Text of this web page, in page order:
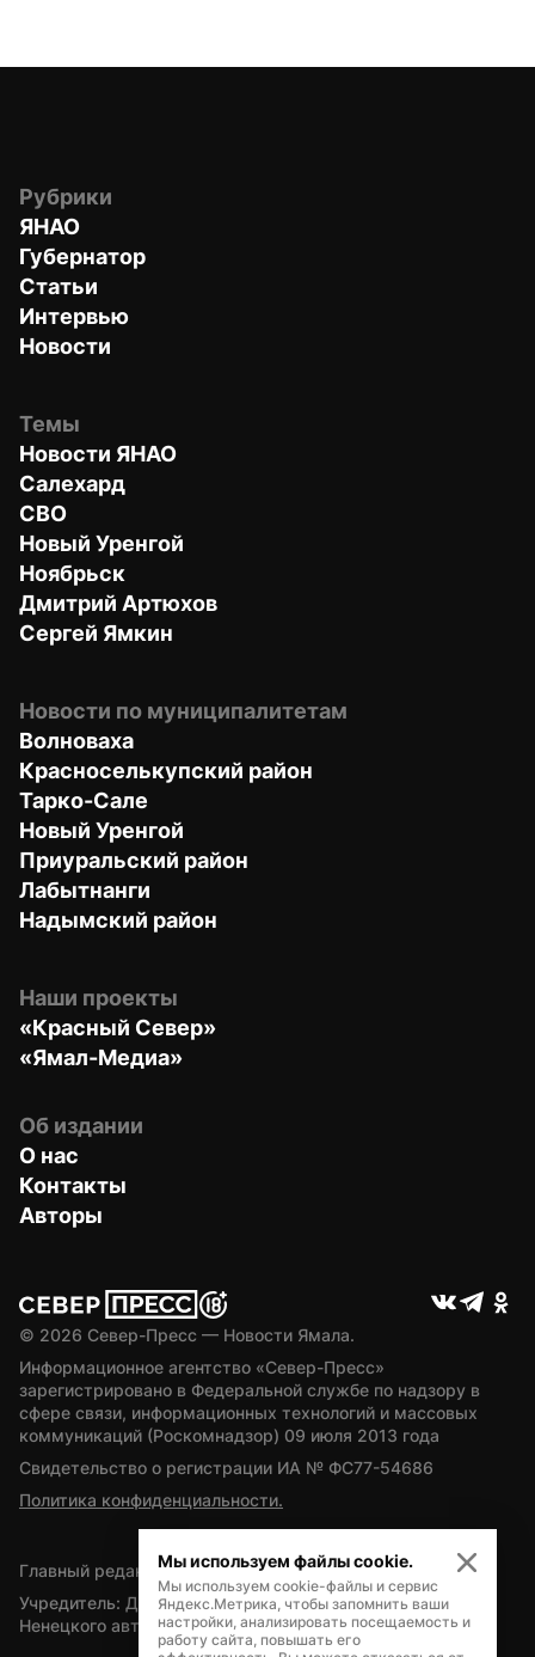
Рубрики
ЯНАО
Губернатор
Статьи
Интервью
Новости
Темы
Новости ЯНАО
Салехард
СВО
Новый Уренгой
Ноябрьск
Дмитрий Артюхов
Сергей Ямкин
Новости по муниципалитетам
Волноваха
Красноселькупский район
Тарко-Сале
Новый Уренгой
Приуральский район
Лабытнанги
Надымский район
Наши проекты
«Красный Север»
«Ямал-Медиа»
Об издании
О нас
Контакты
Авторы
© 2026 Север-Пресс — Новости Ямала.
Информационное агентство «Север-Пресс»
зарегистрировано в Федеральной службе по надзору в
сфере связи, информационных технологий и массовых
коммуникаций (Роскомнадзор) 09 июля 2013 года
Свидетельство о регистрации ИА № ФС77-54686
Политика конфиденциальности.
Главный редактор — А.Л. Поздеев
Учредитель: Департамент внутренней политики Ямало-
Ненецкого автономного округа
Мы используем файлы cookie.
Мы используем cookie-файлы и сервис
Яндекс.Метрика, чтобы запомнить ваши
настройки, анализировать посещаемость и
работу сайта, повышать его